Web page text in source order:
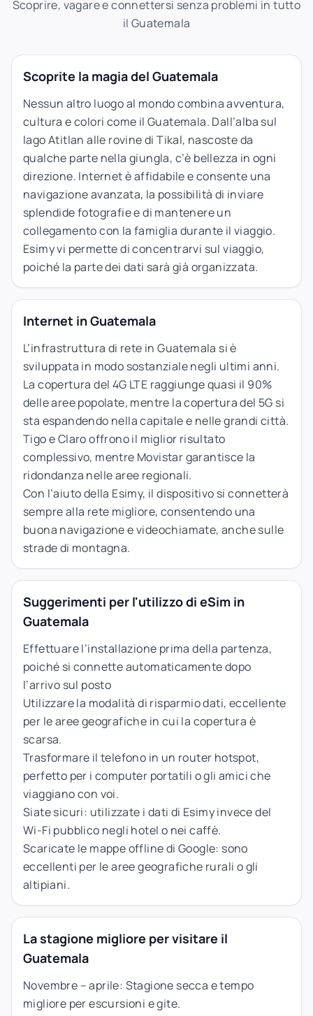
Scoprire, vagare e connettersi senza problemi in tutto
il Guatemala
Scoprite la magia del Guatemala
Nessun altro luogo al mondo combina avventura,
cultura e colori come il Guatemala. Dall’alba sul
lago Atitlan alle rovine di Tikal, nascoste da
qualche parte nella giungla, c’è bellezza in ogni
direzione. Internet è affidabile e consente una
navigazione avanzata, la possibilità di inviare
splendide fotografie e di mantenere un
collegamento con la famiglia durante il viaggio.
Esimy vi permette di concentrarvi sul viaggio,
poiché la parte dei dati sarà già organizzata.
Internet in Guatemala
L’infrastruttura di rete in Guatemala si è
sviluppata in modo sostanziale negli ultimi anni.
La copertura del 4G LTE raggiunge quasi il 90%
delle aree popolate, mentre la copertura del 5G si
sta espandendo nella capitale e nelle grandi città.
Tigo e Claro offrono il miglior risultato
complessivo, mentre Movistar garantisce la
ridondanza nelle aree regionali.
Con l’aiuto della Esimy, il dispositivo si connetterà
sempre alla rete migliore, consentendo una
buona navigazione e videochiamate, anche sulle
strade di montagna.
Suggerimenti per l'utilizzo di eSim in
Guatemala
Effettuare l’installazione prima della partenza,
poiché si connette automaticamente dopo
l’arrivo sul posto
Utilizzare la modalità di risparmio dati, eccellente
per le aree geografiche in cui la copertura è
scarsa.
Trasformare il telefono in un router hotspot,
perfetto per i computer portatili o gli amici che
viaggiano con voi.
Siate sicuri: utilizzate i dati di Esimy invece del
Wi-Fi pubblico negli hotel o nei caffè.
Scaricate le mappe offline di Google: sono
eccellenti per le aree geografiche rurali o gli
altipiani.
La stagione migliore per visitare il
Guatemala
Novembre – aprile: Stagione secca e tempo
migliore per escursioni e gite.